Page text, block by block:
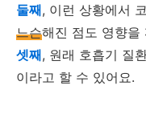
둘째, 이런 상황에서
느슨해진 점도 영향을
셋째, 원래 호흡기 질
이라고 할 수 있어요.